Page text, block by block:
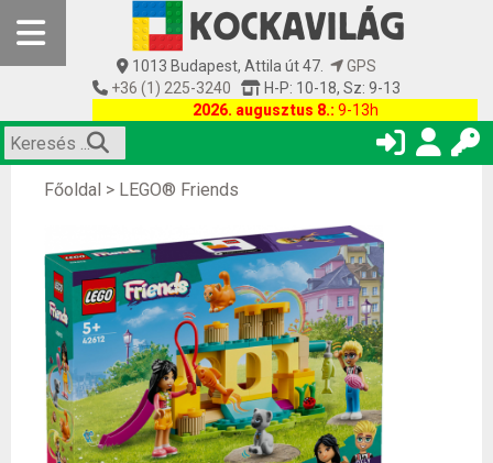
1013 Budapest, Attila út 47.
GPS
+36 (1) 225-3240
H-P: 10-18, Sz: 9-13
2026. augusztus 8.: 9-13h
Főoldal > LEGO® Friends